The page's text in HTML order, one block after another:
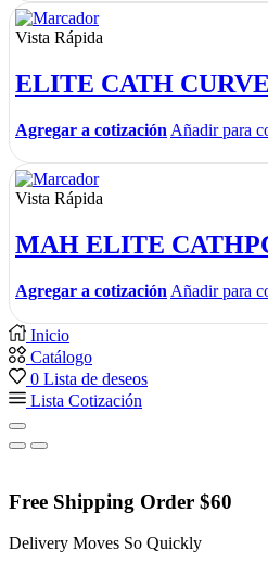
Vista Rápida
ELITE CATH
Agregar a cotización Añadir para
Vista Rápida
MAH ELITE
Agregar a cotización Añadir para
Inicio
Catálogo
0 Lista de deseos
Lista Cotización
Free Shipping Order $60
Delivery Moves So Quickly